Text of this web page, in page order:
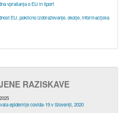
vprašanja o EU in šport
EU, poklicno izobraževanje, okolje, informacijska
RAZISKAVE
epidemije covida-19 v Sloveniji, 2020